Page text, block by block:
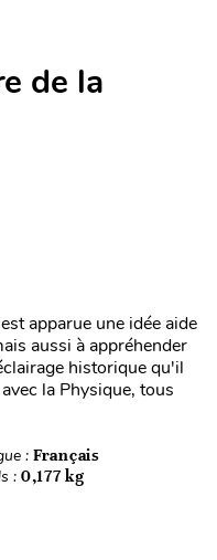
de la
apparue une idée aide
aussi à appréhender
historique qu'il
la Physique, tous
: Français
: 0,177 kg